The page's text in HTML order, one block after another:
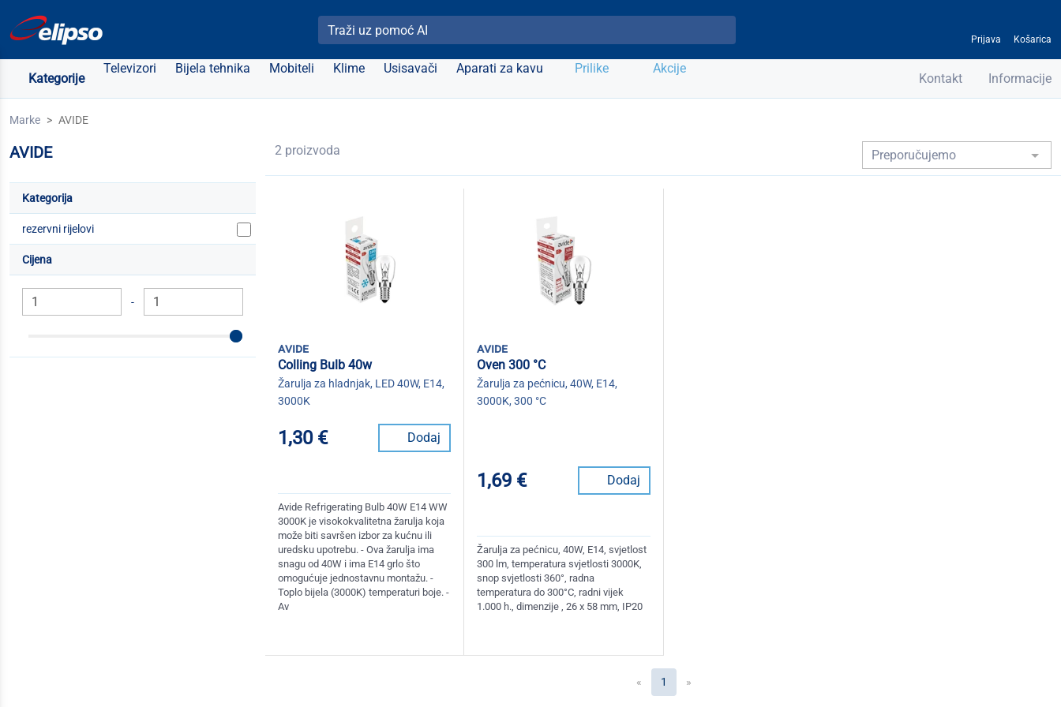
Pretraži Elipso
Prijava Košarica
Kategorije
Televizori Bijela tehnika Mobiteli Klime Usisavači Aparati za kavu Prilike Akcije
Kontakt Informacije
Marke AVIDE
AVIDE
Kategorija
rezervni rijelovi
Cijena
-
2 proizvoda
avide
Colling Bulb 40w
Žarulja za hladnjak, LED 40W, E14,
3000K
1,30 € Dodaj
Avide Refrigerating Bulb 40W E14 WW
3000K je visokokvalitetna žarulja koja
može biti savršen izbor za kućnu ili
uredsku upotrebu. - Ova žarulja ima
snagu od 40W i ima E14 grlo što
omogućuje jednostavnu montažu. -
Toplo bijela (3000K) temperaturi boje. -
Av
avide
Oven 300 °C
Žarulja za pećnicu, 40W, E14,
3000K, 300 °C
1,69 € Dodaj
Žarulja za pećnicu, 40W, E14, svjetlost
300 lm, temperatura svjetlosti 3000K,
snop svjetlosti 360°, radna
temperatura do 300°C, radni vijek
1.000 h., dimenzije , 26 x 58 mm, IP20
« 1 (current)
»